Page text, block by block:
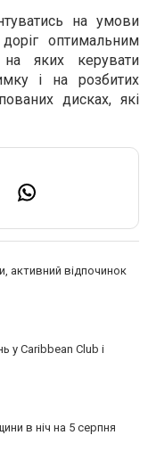
на умови
оптимальним
яких керувати
і на розбитих
дисках, які
активний відпочинок
у Caribbean Club і
в ніч на 5 серпня